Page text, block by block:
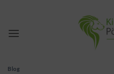
springen
Blog